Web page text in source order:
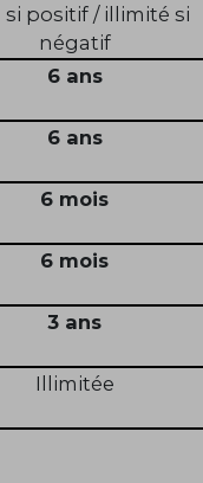
si positif / illimité si
négatif
6 ans
6 ans
6 mois
6 mois
3 ans
Illimitée